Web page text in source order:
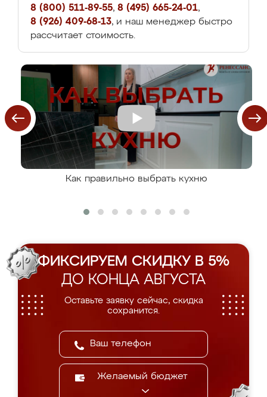
8 (800) 511-89-55, 8 (495) 665-24-01,
8 (926) 409-68-13, и наш менеджер быстро
рассчитает стоимость.
Как правильно выбрать кухню
ФИКСИРУЕМ СКИДКУ В 5%
ДО КОНЦА АВГУСТА
Оставьте заявку сейчас, скидка
сохранится.
Желаемый бюджет